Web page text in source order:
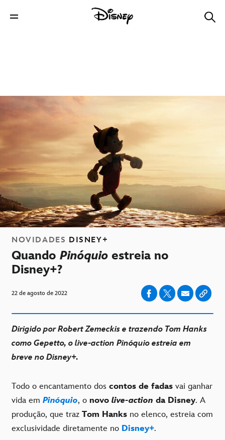
NOVIDADES DISNEY+
Quando Pinóquio estreia no
Disney+?
22 de agosto de 2022
Dirigido por Robert Zemeckis e trazendo Tom Hanks
como Gepetto, o live-action Pinóquio estreia em
breve no Disney+.
Todo o encantamento dos contos de fadas vai ganhar
vida em Pinóquio, o novo live-action da Disney. A
produção, que traz Tom Hanks no elenco, estreia com
exclusividade diretamente no Disney+.